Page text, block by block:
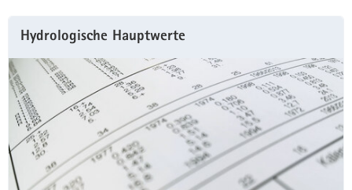
Hydrologische Haupt­werte